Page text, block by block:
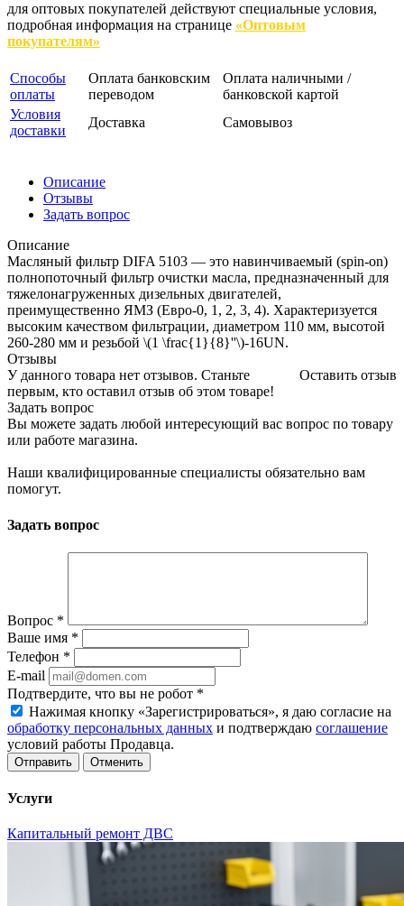
для оптовых покупателей действуют специальные условия,
подробная информация на странице «Оптовым
покупателям»
Способы
оплаты
Оплата банковским
переводом
Оплата наличными /
банковской картой
Условия
доставки
Доставка Самовывоз
Описание
Отзывы
Задать вопрос
Описание
Масляный фильтр DIFA 5103 — это навинчиваемый (spin-on)
полнопоточный фильтр очистки масла, предназначенный для
тяжелонагруженных дизельных двигателей,
преимущественно ЯМЗ (Евро-0, 1, 2, 3, 4). Характеризуется
высоким качеством фильтрации, диаметром 110 мм, высотой
260-280 мм и резьбой \(1 \frac{1}{8}''\)-16UN.
Отзывы
Оставить отзыв
У данного товара нет отзывов. Станьте
первым, кто оставил отзыв об этом товаре!
Задать вопрос
Вы можете задать любой интересующий вас вопрос по товару
или работе магазина.
Наши квалифицированные специалисты обязательно вам
помогут.
Задать вопрос
Вопрос *
Ваше имя *
Телефон *
E-mail
Подтвердите, что вы не робот *
Нажимая кнопку «Зарегистрироваться», я даю согласие на
обработку персональных данных и подтверждаю соглашение
условий работы Продавца.
Отменить
Услуги
Капитальный ремонт ДВС